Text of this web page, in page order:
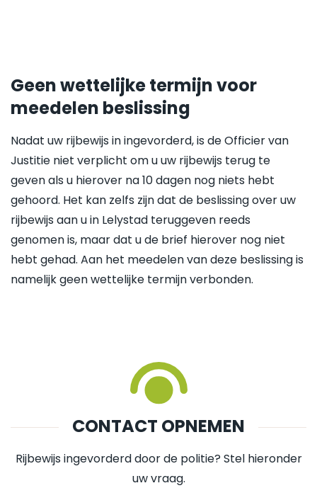
Geen wettelijke termijn voor
meedelen beslissing
Nadat uw rijbewijs in ingevorderd, is de Officier van
Justitie niet verplicht om u uw rijbewijs terug te
geven als u hierover na 10 dagen nog niets hebt
gehoord. Het kan zelfs zijn dat de beslissing over uw
rijbewijs aan u in Lelystad teruggeven reeds
genomen is, maar dat u de brief hierover nog niet
hebt gehad. Aan het meedelen van deze beslissing is
namelijk geen wettelijke termijn verbonden.
CONTACT OPNEMEN
Rijbewijs ingevorderd door de politie? Stel hieronder
uw vraag.